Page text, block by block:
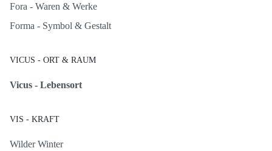
Fora - Waren & Werke
Forma - Symbol & Gestalt
VICUS - ORT & RAUM
Vicus - Lebensort
VIS - KRAFT
Wilder Winter